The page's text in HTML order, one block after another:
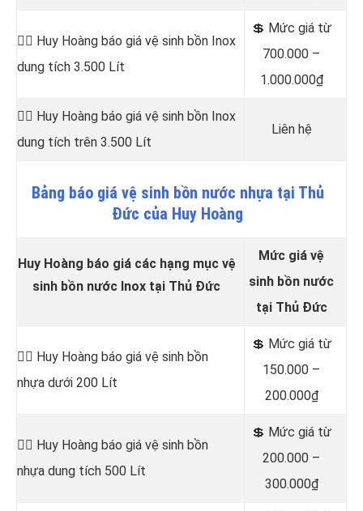
👷‍♂️ Huy Hoàng báo giá vệ sinh bồn Inox
dung tích 3.500 Lít
💲 Mức giá từ
700.000 –
1.000.000₫
👷‍♂️ Huy Hoàng báo giá vệ sinh bồn Inox
dung tích trên 3.500 Lít
Liên hệ
Bảng báo giá vệ sinh bồn nước nhựa tại Thủ
Đức của Huy Hoàng
Huy Hoàng báo giá các hạng mục vệ
sinh bồn nước Inox tại Thủ Đức
Mức giá vệ
sinh bồn nước
tại Thủ Đức
👷‍♂️ Huy Hoàng báo giá vệ sinh bồn
nhựa dưới 200 Lít
💲 Mức giá từ
150.000 –
200.000₫
👷‍♂️ Huy Hoàng báo giá vệ sinh bồn
nhựa dung tích 500 Lít
💲 Mức giá từ
200.000 –
300.000₫